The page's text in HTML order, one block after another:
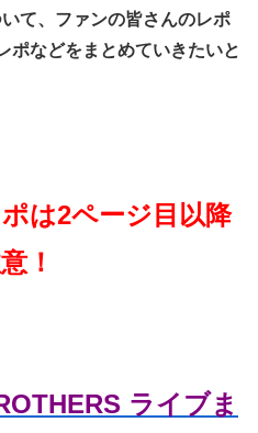
て、ファンの皆さんのレポ
ポなどをまとめていきたいと
は2ページ目以降
！
ライブま